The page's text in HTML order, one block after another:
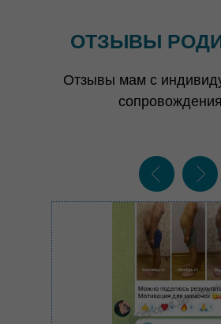
Отзывы мам с
сопровождения
ОТЗЫВЫ
ТАРИФЫ